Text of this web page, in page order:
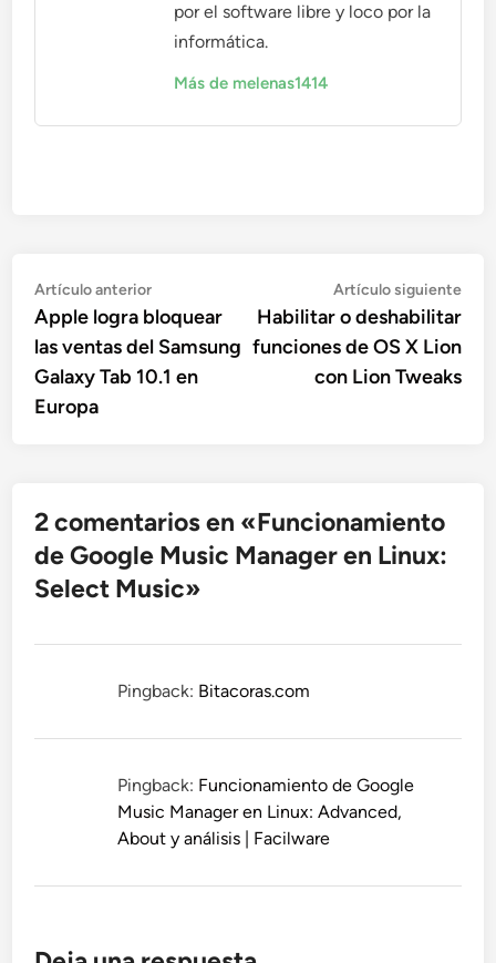
por el software libre y loco por la
informática.
Más de melenas1414
Navegación
de
entradas
Artículo anteriorArtículo
anterior:
Apple logra bloquear
las ventas del Samsung
Galaxy Tab 10.1 en
Europa
Artículo siguiente
Habilitar o deshabilitar
funciones de OS X Lion
con Lion Tweaks
2 comentarios en «Funcionamiento
de Google Music Manager en Linux:
Select Music»
Pingback: Bitacoras.com
Pingback: Funcionamiento de Google
Music Manager en Linux: Advanced,
About y análisis | Facilware